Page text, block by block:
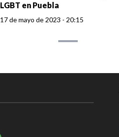
LGBT en Puebla
17 de mayo de 2023 - 20:15